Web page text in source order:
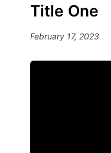
Title One
February 17, 2023